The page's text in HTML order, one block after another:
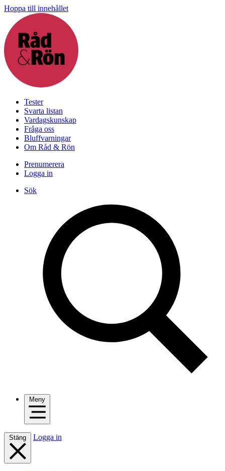
Hoppa till innehållet
Tester
Svarta listan
Vardagskunskap
Fråga oss
Bluffvarningar
Om Råd & Rön
Prenumerera
Logga in
Sök
Meny
Stäng Logga in